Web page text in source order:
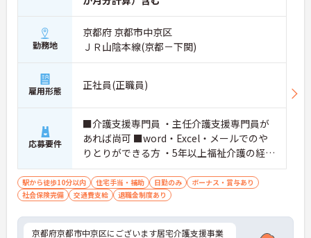
勤務地
京都府 京都市中京区
ＪＲ山陰本線(京都－下関)
雇用形態 正社員(正職員)
応募要件
■介護支援専門員 ・主任介護支援専門員が
あれば尚可 ■word・Excel・メールでのや
りとりができる方 ・5年以上福祉介護の経験
があれば尚可
駅から徒歩10分以内 住宅手当・補助 日勤のみ
ボーナス・賞与あり
社会保険完備
交通費支給 退職金制度あり
京都府京都市中京区にございます居宅介護支援事業